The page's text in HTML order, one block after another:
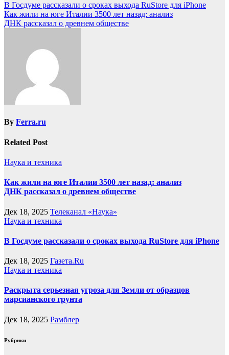
В Госдуме рассказали о сроках выхода RuStore для iPhone
Как жили на юге Италии 3500 лет назад: анализ
ДНК рассказал о древнем обществе
By Ferra.ru
Related Post
Наука и техника
Как жили на юге Италии 3500 лет назад: анализ
ДНК рассказал о древнем обществе
Дек 18, 2025 Телеканал «Наука»
Наука и техника
В Госдуме рассказали о сроках выхода RuStore для iPhone
Дек 18, 2025 Газета.Ru
Наука и техника
Раскрыта серьезная угроза для Земли от образцов
марсианского грунта
Дек 18, 2025 Рамблер
Рубрики